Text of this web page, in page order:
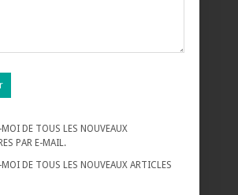
MOI DE TOUS LES NOUVEAUX
PAR E-MAIL.
MOI DE TOUS LES NOUVEAUX ARTICLES